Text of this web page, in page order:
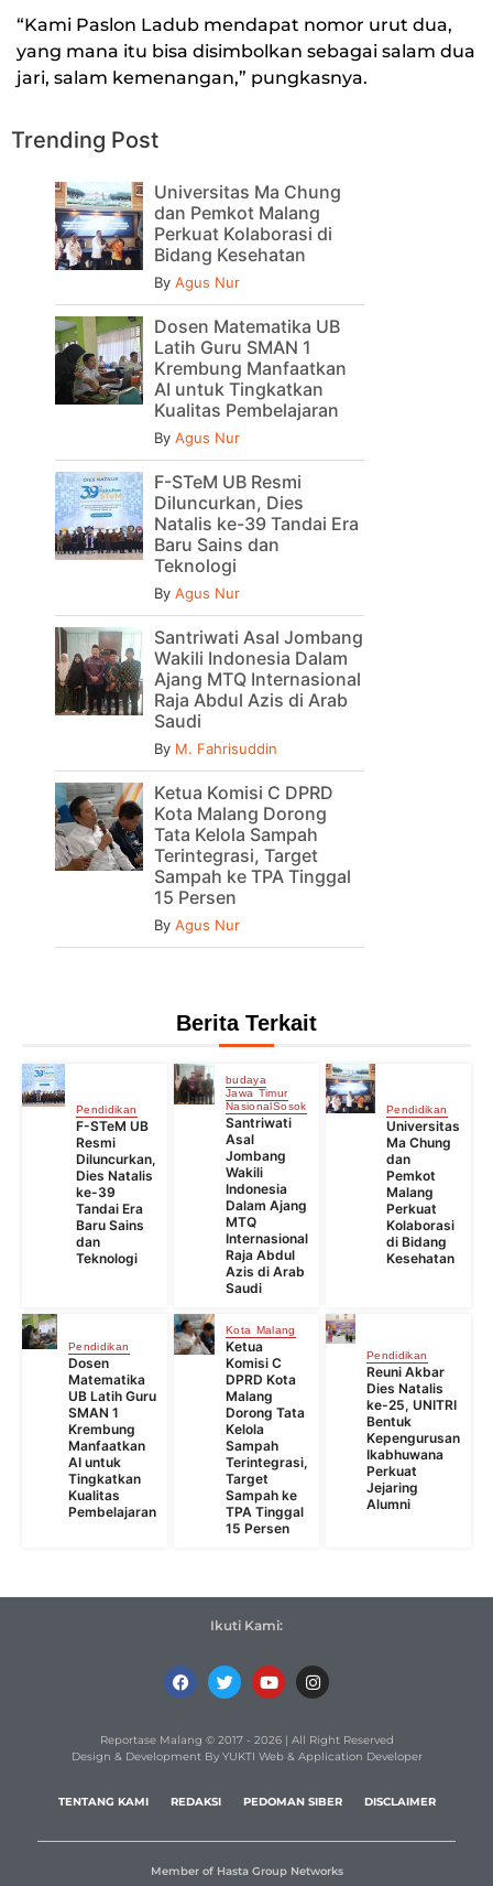
“Kami Paslon Ladub mendapat nomor urut dua,
yang mana itu bisa disimbolkan sebagai salam dua
jari, salam kemenangan,” pungkasnya.
Trending Post
Universitas Ma Chung
dan Pemkot Malang
Perkuat Kolaborasi di
Bidang Kesehatan
By Agus Nur
Dosen Matematika UB
Latih Guru SMAN 1
Krembung Manfaatkan
AI untuk Tingkatkan
Kualitas Pembelajaran
By Agus Nur
F-STeM UB Resmi
Diluncurkan, Dies
Natalis ke-39 Tandai Era
Baru Sains dan
Teknologi
By Agus Nur
Santriwati Asal Jombang
Wakili Indonesia Dalam
Ajang MTQ Internasional
Raja Abdul Azis di Arab
Saudi
By M. Fahrisuddin
Ketua Komisi C DPRD
Kota Malang Dorong
Tata Kelola Sampah
Terintegrasi, Target
Sampah ke TPA Tinggal
15 Persen
By Agus Nur
Berita Terkait
Pendidikan
F-STeM UB
Resmi
Diluncurkan,
Dies Natalis
ke-39
Tandai Era
Baru Sains
dan
Teknologi
budaya
Jawa Timur
Nasional Sosok
Santriwati
Asal
Jombang
Wakili
Indonesia
Dalam Ajang
MTQ
Internasional
Raja Abdul
Azis di Arab
Saudi
Pendidikan
Universitas
Ma Chung
dan
Pemkot
Malang
Perkuat
Kolaborasi
di Bidang
Kesehatan
Pendidikan
Dosen
Matematika
UB Latih Guru
SMAN 1
Krembung
Manfaatkan
AI untuk
Tingkatkan
Kualitas
Pembelajaran
Kota Malang
Ketua
Komisi C
DPRD Kota
Malang
Dorong Tata
Kelola
Sampah
Terintegrasi,
Target
Sampah ke
TPA Tinggal
15 Persen
Pendidikan
Reuni Akbar
Dies Natalis
ke-25, UNITRI
Bentuk
Kepengurusan
Ikabhuwana
Perkuat
Jejaring
Alumni
Ikuti Kami:
Reportase Malang © 2017 - 2026 | All Right Reserved
Design & Development By YUKTI Web & Application Developer
TENTANG KAMI REDAKSI PEDOMAN SIBER DISCLAIMER
Member of Hasta Group Networks